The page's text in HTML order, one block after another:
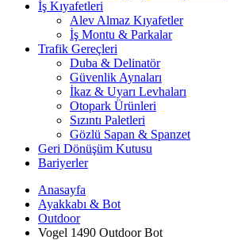
İş Kıyafetleri
Alev Almaz Kıyafetler
İş Montu & Parkalar
Trafik Gereçleri
Duba & Delinatör
Güvenlik Aynaları
İkaz & Uyarı Levhaları
Otopark Ürünleri
Sızıntı Paletleri
Gözlü Sapan & Spanzet
Geri Dönüşüm Kutusu
Bariyerler
Anasayfa
Ayakkabı & Bot
Outdoor
Vogel 1490 Outdoor Bot